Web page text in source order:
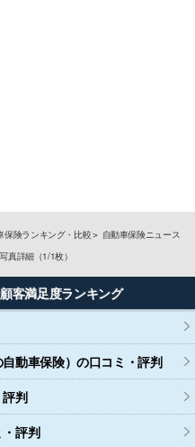
保険ランキング・比較
自動車保険ニュース
写真詳細（1/1枚）
客満足度ランキング
動車保険）の口コミ・評判
判
評判